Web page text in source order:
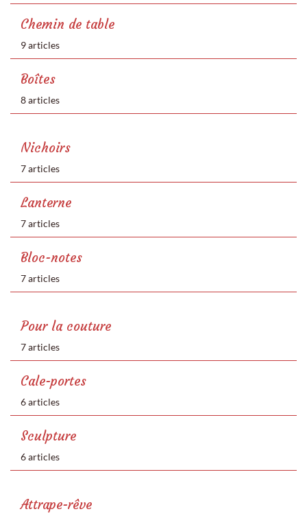
Chemin de table
9 articles
Boîtes
8 articles
Nichoirs
7 articles
Lanterne
7 articles
Bloc-notes
7 articles
Pour la couture
7 articles
Cale-portes
6 articles
Sculpture
6 articles
Attrape-rêve